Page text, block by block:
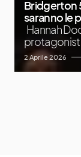
Bridgerton
saranno le
Hannah
2 Aprile 2026